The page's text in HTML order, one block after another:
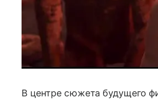
В центре сюжета будущего